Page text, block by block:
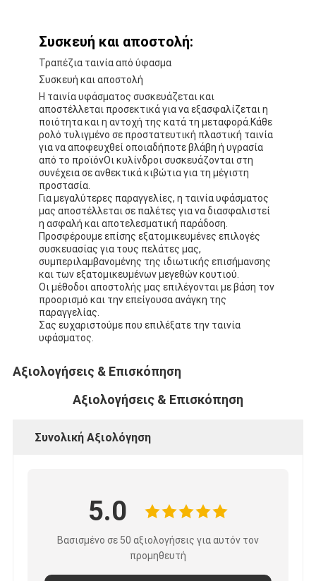
Συσκευή και αποστολή:
Τραπέζια ταινία από ύφασμα
Συσκευή και αποστολή
Η ταινία υφάσματος συσκευάζεται και
αποστέλλεται προσεκτικά για να εξασφαλίζεται η
ποιότητα και η αντοχή της κατά τη μεταφορά.Κάθε
ρολό τυλιγμένο σε προστατευτική πλαστική ταινία
για να αποφευχθεί οποιαδήποτε βλάβη ή υγρασία
από το προϊόνΟι κυλίνδροι συσκευάζονται στη
συνέχεια σε ανθεκτικά κιβώτια για τη μέγιστη
προστασία.
Για μεγαλύτερες παραγγελίες, η ταινία υφάσματος
μας αποστέλλεται σε παλέτες για να διασφαλιστεί
η ασφαλή και αποτελεσματική παράδοση.
Προσφέρουμε επίσης εξατομικευμένες επιλογές
συσκευασίας για τους πελάτες μας,
συμπεριλαμβανομένης της ιδιωτικής επισήμανσης
και των εξατομικευμένων μεγεθών κουτιού.
Οι μέθοδοι αποστολής μας επιλέγονται με βάση τον
προορισμό και την επείγουσα ανάγκη της
παραγγελίας.
Σας ευχαριστούμε που επιλέξατε την ταινία
υφάσματος.
Αξιολογήσεις & Επισκόπηση
Αξιολογήσεις & Επισκόπηση
Συνολική Αξιολόγηση
5.0
Βασισμένο σε 50 αξιολογήσεις για αυτόν τον
προμηθευτή